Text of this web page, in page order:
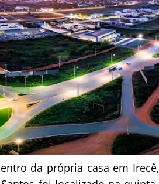
da própria casa em Irecê,